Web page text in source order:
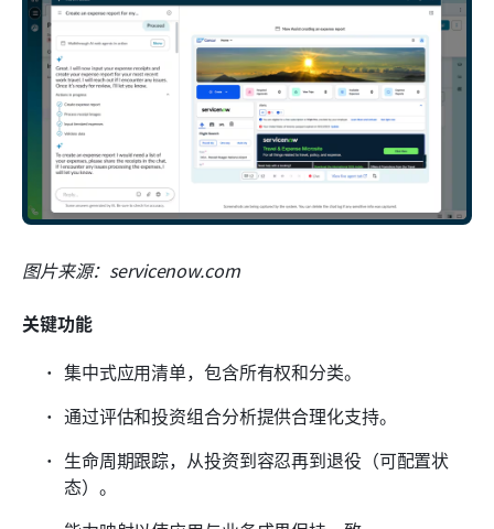
图片来源：servicenow.com
关键功能
集中式应用清单，包含所有权和分类。
通过评估和投资组合分析提供合理化支持。
生命周期跟踪，从投资到容忍再到退役（可配置状
态）。